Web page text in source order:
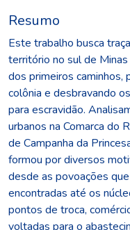
Resumo
Este trabalho busca
território no sul de
dos primeiros caminhos,
colônia e desbravando
para escravidão.
urbanos na Comarca do
de Campanha da
formou por diversos
desde as povoações
encontradas até os
pontos de troca,
voltadas para o